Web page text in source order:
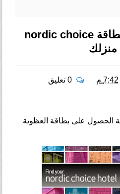
كيفة الحصول على بطاقة nordic choice
7:42 م
الحصول على بطاقة العظوية